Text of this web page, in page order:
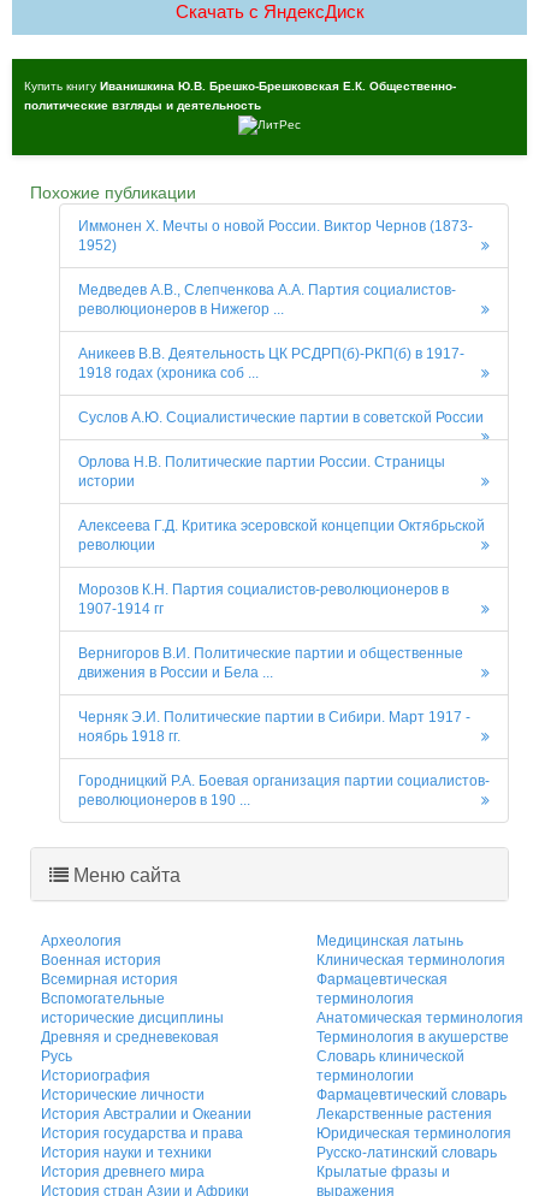
Скачать c ЯндексДиск
Купить книгу Иванишкина Ю.В. Брешко-Брешковская Е.К. Общественно-
политические взгляды и деятельность
Похожие публикации
Иммонен X. Мечты о новой России. Виктор Чернов (1873-
1952)
Медведев А.В., Слепченкова А.А. Партия социалистов-
революционеров в Нижегор ...
Аникеев В.В. Деятельность ЦК РСДРП(б)-РКП(б) в 1917-
1918 годах (хроника соб ...
Суслов А.Ю. Социалистические партии в советской России
Орлова Н.В. Политические партии России. Страницы
истории
Алексеева Г.Д. Критика эсеровской концепции Октябрьской
революции
Морозов К.Н. Партия социалистов-революционеров в
1907-1914 гг
Вернигоров В.И. Политические партии и общественные
движения в России и Бела ...
Черняк Э.И. Политические партии в Сибири. Март 1917 -
ноябрь 1918 гг.
Городницкий Р.А. Боевая организация партии социалистов-
революционеров в 190 ...
Меню сайта
Археология
Военная история
Всемирная история
Вспомогательные
исторические дисциплины
Древняя и средневековая
Русь
Историография
Исторические личности
История Австралии и Океании
История государства и права
История науки и техники
История древнего мира
История стран Азии и Африки
Медицинская латынь
Клиническая терминология
Фармацевтическая
терминология
Анатомическая терминология
Терминология в акушерстве
Словарь клинической
терминологии
Фармацевтический словарь
Лекарственные растения
Юридическая терминология
Русско-латинский словарь
Крылатые фразы и
выражения